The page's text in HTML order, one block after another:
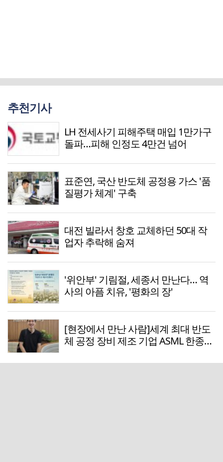
추천기사
LH 전세사기 피해주택 매입 1만가구
돌파…피해 인정도 4만건 넘어
표준연, 국산 반도체 공정용 가스 '품
질평가 체계' 구축
대전 빌라서 창호 교체하던 50대 작
업자 추락해 숨져
'위안부' 기림절, 세종서 만난다… 역
사의 아픔 치유, '평화의 장'
[현장에서 만난 사람]세계 최대 반도
체 공정 장비 제조 기업 ASML 한종호